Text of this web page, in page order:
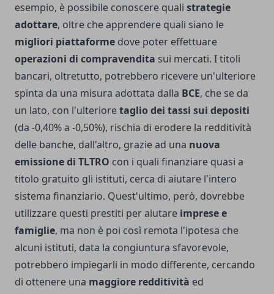
esempio, è possibile conoscere quali strategie
adottare, oltre che apprendere quali siano le
migliori piattaforme dove poter effettuare
operazioni di compravendita sui mercati. I titoli
bancari, oltretutto, potrebbero ricevere un'ulteriore
spinta da una misura adottata dalla BCE, che se da
un lato, con l'ulterioretaglio dei tassi sui depositi
(da -0,40% a -0,50%), rischia di erodere la redditività
delle banche, dall'altro, grazie ad una nuova
emissione di TLTRO con i quali finanziare quasi a
titolo gratuito gli istituti, cerca di aiutare l'intero
sistema finanziario. Quest'ultimo, però, dovrebbe
utilizzare questi prestiti per aiutare imprese e
famiglie, ma non è poi così remota l'ipotesa che
alcuni istituti, data la congiuntura sfavorevole,
potrebbero impiegarli in modo differente, cercando
di ottenere una maggiore redditività ed